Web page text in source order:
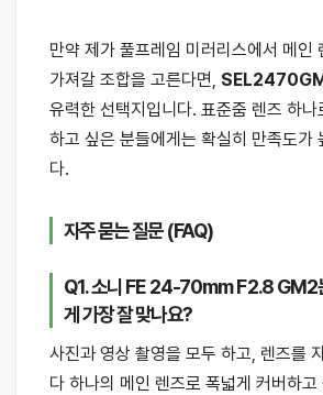
만약 제가 풀프레임 미러리스에서 메인
가져갈 조합을 고른다면,
유력한 선택지입니다. 표준줌 렌즈 하나
하고 싶은 분들에게는 확실히 만족도가
다.
자주 묻는 질문 (FAQ)
Q1. 소니 FE 24-70mm F2.8 GM2
게 가장 잘 맞나요?
사진과 영상 촬영을 모두 하고, 렌즈를
다 하나의 메인 렌즈로 폭넓게 커버하